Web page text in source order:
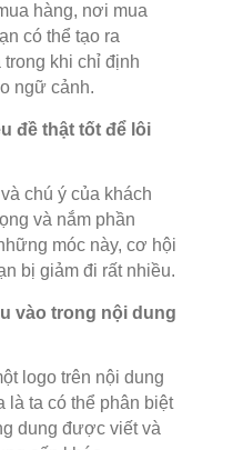
hàng, nơi mua
có thể tạo ra
trong khi chỉ định
ngữ cảnh.
đề thật tốt để lôi
chú ý của khách
và nắm phần
móc này, cơ hội
bị giảm đi rất nhiều.
vào trong nội dung
logo trên nội dung
là ta có thể phân biệt
dung được viết và